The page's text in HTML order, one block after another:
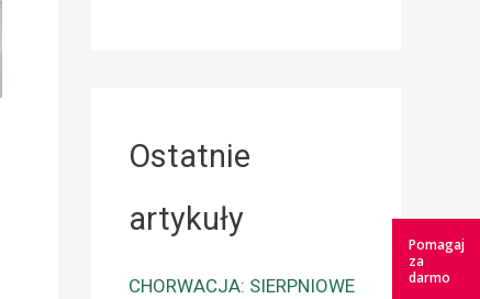
Ostatnie
artykuły
CHORWACJA: SIERPNIOWE
Pomagaj
za
darmo